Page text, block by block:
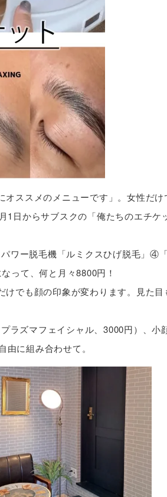
ススメのメニューです」。女性だけ
1日からサブスクの「俺たちのエチケ
ワー脱毛機「ルミクスひげ脱毛」④
って、何と月々8800円！
でも顔の印象が変わります。見た目
ラズマフェイシャル、3000円）、小
に組み合わせて。